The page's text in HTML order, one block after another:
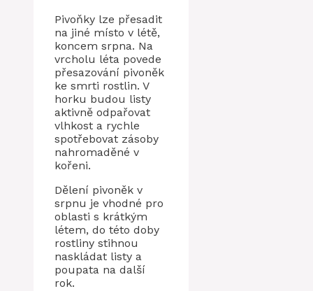
Pivoňky lze přesadit
na jiné místo v létě,
koncem srpna. Na
vrcholu léta povede
přesazování pivoněk
ke smrti rostlin. V
horku budou listy
aktivně odpařovat
vlhkost a rychle
spotřebovat zásoby
nahromaděné v
kořeni.
Dělení pivoněk v
srpnu je vhodné pro
oblasti s krátkým
létem, do této doby
rostliny stihnou
naskládat listy a
poupata na další
rok.